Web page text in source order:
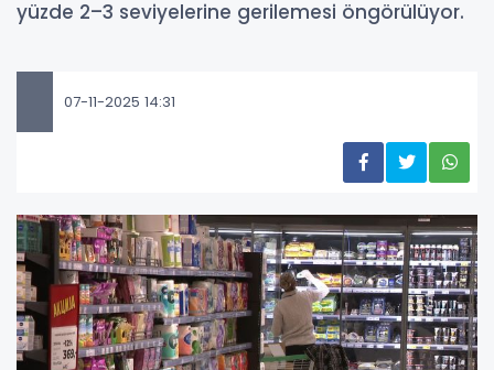
yüzde 2–3 seviyelerine gerilemesi öngörülüyor.
07-11-2025 14:31